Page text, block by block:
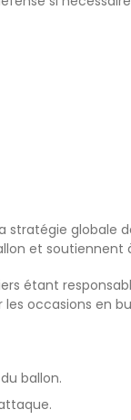
globale
et soutiennent
étant
occasions en
ballon.